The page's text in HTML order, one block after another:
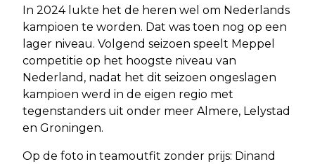
In 2024 lukte het de heren wel om Nederlands
kampioen te worden. Dat was toen nog op een
lager niveau. Volgend seizoen speelt Meppel
competitie op het hoogste niveau van
Nederland, nadat het dit seizoen ongeslagen
kampioen werd in de eigen regio met
tegenstanders uit onder meer Almere, Lelystad
en Groningen.
Op de foto in teamoutfit zonder prijs: Dinand